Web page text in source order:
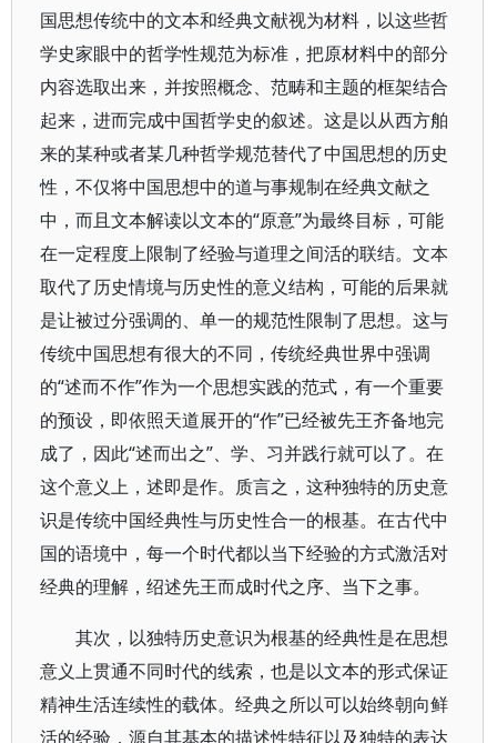
国思想传统中的文本和经典文献视为材料，以这些哲
学史家眼中的哲学性规范为标准，把原材料中的部分
内容选取出来，并按照概念、范畴和主题的框架结合
起来，进而完成中国哲学史的叙述。这是以从西方舶
来的某种或者某几种哲学规范替代了中国思想的历史
性，不仅将中国思想中的道与事规制在经典文献之
中，而且文本解读以文本的“原意”为最终目标，可能
在一定程度上限制了经验与道理之间活的联结。文本
取代了历史情境与历史性的意义结构，可能的后果就
是让被过分强调的、单一的规范性限制了思想。这与
传统中国思想有很大的不同，传统经典世界中强调
的“述而不作”作为一个思想实践的范式，有一个重要
的预设，即依照天道展开的“作”已经被先王齐备地完
成了，因此“述而出之”、学、习并践行就可以了。在
这个意义上，述即是作。质言之，这种独特的历史意
识是传统中国经典性与历史性合一的根基。在古代中
国的语境中，每一个时代都以当下经验的方式激活对
经典的理解，绍述先王而成时代之序、当下之事。
其次，以独特历史意识为根基的经典性是在思想
意义上贯通不同时代的线索，也是以文本的形式保证
精神生活连续性的载体。经典之所以可以始终朝向鲜
活的经验，源自其基本的描述性特征以及独特的表达